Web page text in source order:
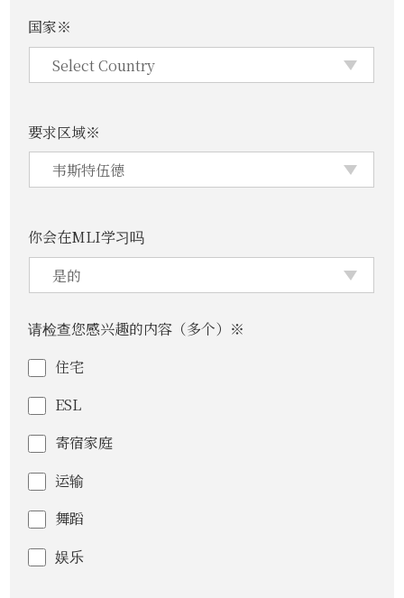
国家※
要求区域※
你会在MLI学习吗
请检查您感兴趣的内容（多个）※
住宅
ESL
寄宿家庭
运输
舞蹈
娱乐